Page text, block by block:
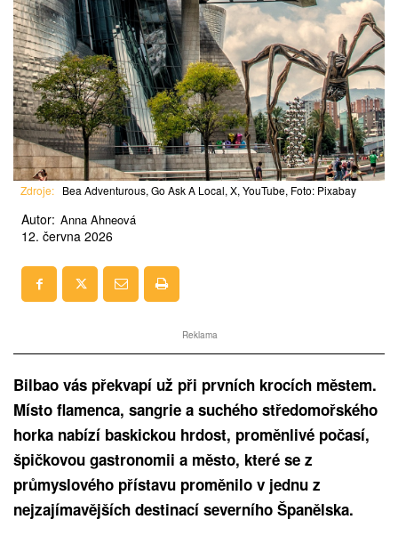
Zdroje: Bea Adventurous, Go Ask A Local, X, YouTube, Foto: Pixabay
Autor: Anna Ahneová
12. června 2026
Reklama
Bilbao vás překvapí už při prvních krocích městem.
Místo flamenca, sangrie a suchého středomořského
horka nabízí baskickou hrdost, proměnlivé počasí,
špičkovou gastronomii a město, které se z
průmyslového přístavu proměnilo v jednu z
nejzajímavějších destinací severního Španělska.